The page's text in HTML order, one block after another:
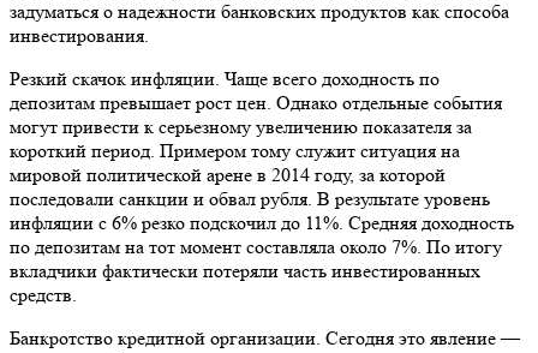
задуматься о надежности банковских продуктов как способа
инвестирования.
Резкий скачок инфляции. Чаще всего доходность по
депозитам превышает рост цен. Однако отдельные события
могут привести к серьезному увеличению показателя за
короткий период. Примером тому служит ситуация на
мировой политической арене в 2014 году, за которой
последовали санкции и обвал рубля. В результате уровень
инфляции с 6% резко подскочил до 11%. Средняя доходность
по депозитам на тот момент составляла около 7%. По итогу
вкладчики фактически потеряли часть инвестированных
средств.
Банкротство кредитной организации. Сегодня это явление —